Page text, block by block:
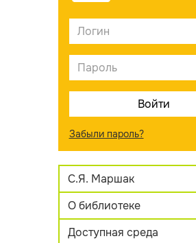
Забыли пароль?
С.Я. Маршак
О библиотеке
Доступная среда